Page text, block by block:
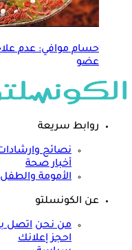
حسام موافي: عدم
عضو
روابط سريعة
نصائح
أخبار صحة
الأمومة والطفل
عن الكونسلتو
من نحن اتصل
احجز إعلانك